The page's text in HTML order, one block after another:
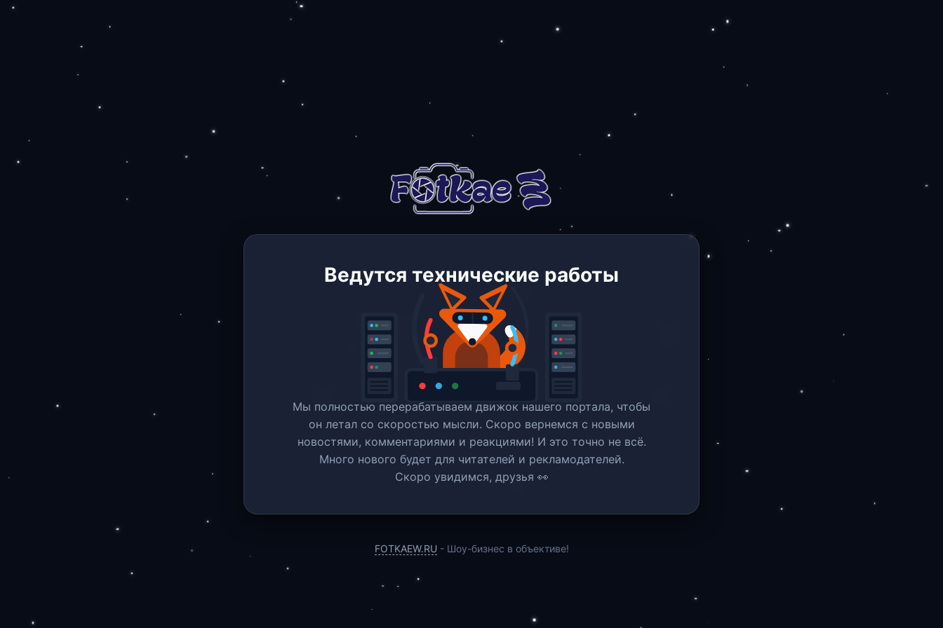
Ведутся технические работы
Мы полностью перерабатываем движок нашего портала, чтобы
он летал со скоростью мысли. Скоро вернемся c новыми
новостями, комментариями и реакциями! И это точно не всё.
Много нового будет для читателей и рекламодателей.
Скоро увидимся, друзья 👀
FOTKAEW.RU - Шоу-бизнес в объективе!